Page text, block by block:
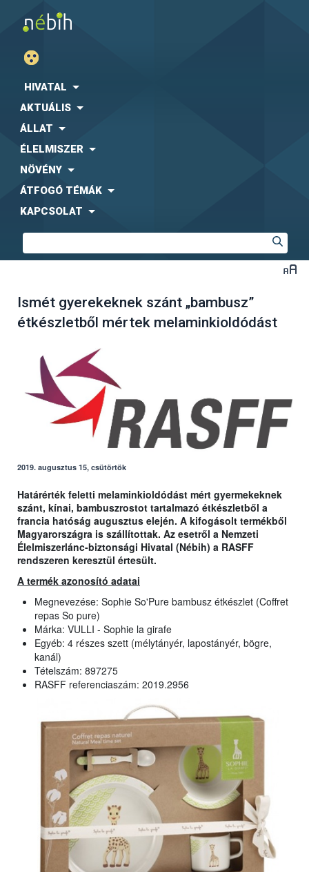
HIVATAL
AKTUÁLIS
ÁLLAT
ÉLELMISZER
NÖVÉNY
ÁTFOGÓ TÉMÁK
KAPCSOLAT
Ismét gyerekeknek szánt „bambusz”
étkészletből mértek melaminkioldódást
2019. augusztus 15, csütörtök
Határérték feletti melaminkioldódást mért gyermekeknek
szánt, kínai, bambuszrostot tartalmazó étkészletből a
francia hatóság augusztus elején. A kifogásolt termékből
Magyarországra is szállítottak. Az esetről a Nemzeti
Élelmiszerlánc-biztonsági Hivatal (Nébih) a RASFF
rendszeren keresztül értesült.
A termék azonosító adatai
Megnevezése: Sophie So'Pure bambusz étkészlet (Coffret
repas So pure)
Márka: VULLI - Sophie la girafe
Egyéb: 4 részes szett (mélytányér, lapostányér, bögre,
kanál)
Tételszám: 897275
RASFF referenciaszám: 2019.2956